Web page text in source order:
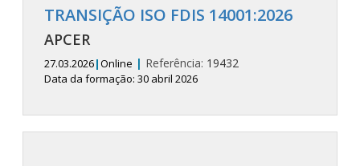
TRANSIÇÃO ISO FDIS 14001:2026
APCER
27.03.2026|Online | Referência: 19432
Data da formação: 30 abril 2026